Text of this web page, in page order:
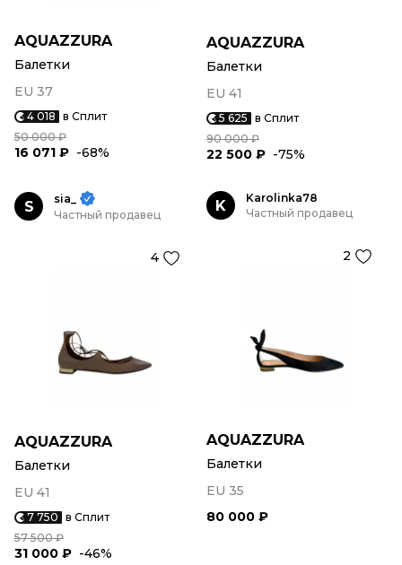
AQUAZZURA
Балетки
EU 37
4 018 в Сплит
50 000 ₽
16 071 ₽ -68%
AQUAZZURA
Балетки
EU 41
5 625 в Сплит
90 000 ₽
22 500 ₽ -75%
S
sia_
Частный продавец
4
AQUAZZURA
Балетки
EU 41
7 750 в Сплит
57 500 ₽
31 000 ₽ -46%
K
Karolinka78
Частный продавец
2
AQUAZZURA
Балетки
EU 35
80 000 ₽